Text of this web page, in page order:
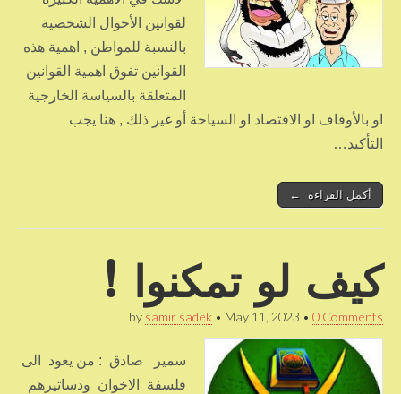
لقوانين الأحوال الشخصية
بالنسبة للمواطن , اهمية هذه
القوانين تفوق اهمية القوانين
المتعلقة بالسياسة الخارجية
او بالأوقاف او الاقتصاد او السياحة أو غير ذلك , هنا يجب
التأكيد…
أكمل القراءة ←
كيف لو تمكنوا !
by samir sadek • May 11, 2023 • 0 Comments
سمير صادق : من يعود الى
فلسفة الاخوان ودساتيرهم